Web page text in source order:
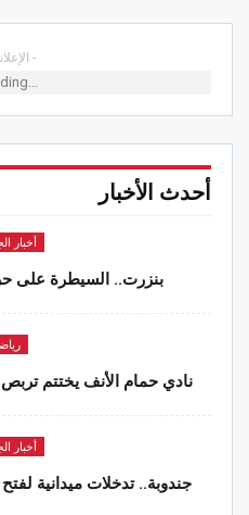
- الإعلانات -
أحدث الأخبار
أخبار
بنزرت.. السيطرة على
نادي حمام الأنف يختتم
أخبار
جندوبة.. تدخلات ميدانية